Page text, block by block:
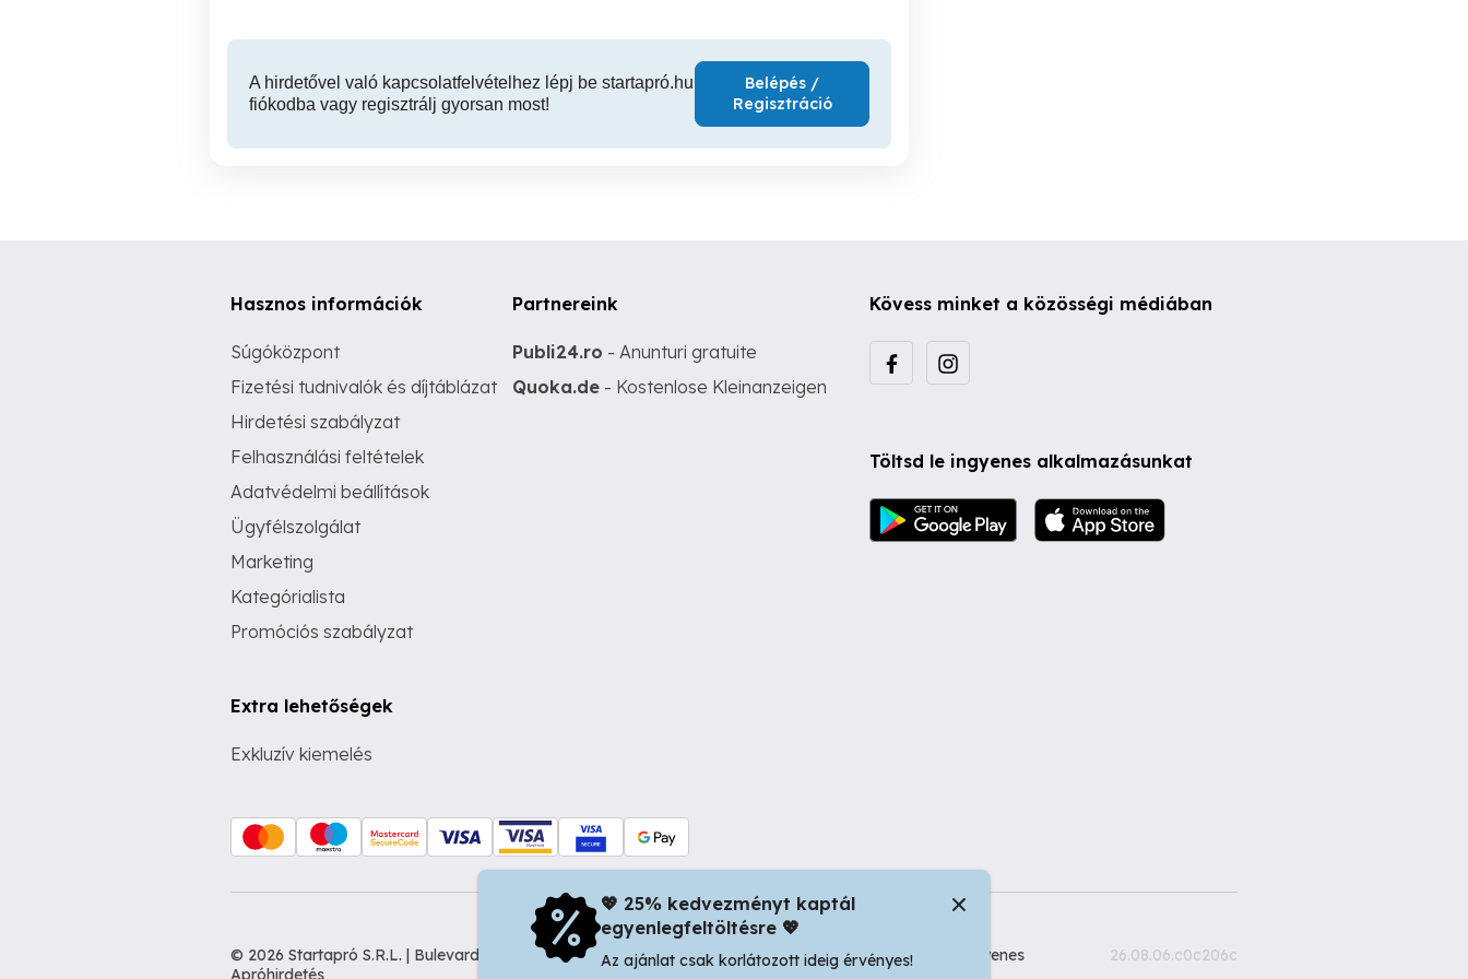
A hirdetővel való kapcsolatfelvételhez lépj be startapró.hu
fiókodba vagy regisztrálj gyorsan most!
Belépés /
Regisztráció
Hasznos információk
Súgóközpont
Fizetési tudnivalók és díjtáblázat
Hirdetési szabályzat
Felhasználási feltételek
Adatvédelmi beállítások
Ügyfélszolgálat
Marketing
Kategórialista
Promóciós szabályzat
Extra lehetőségek
Exkluzív kiemelés
Partnereink
Publi24.ro - Anunturi gratuite
Quoka.de - Kostenlose Kleinanzeigen
Kövess minket a közösségi médiában
Töltsd le ingyenes alkalmazásunkat
© 2026 Startapró S.R.L. | Bulevardul Dacia nr 34, Oradea 410346, Romania | Tax ID: RO44483373 -
Ingyenes
Apróhirdetés
26.08.06.c0c206c
💖 25% kedvezményt kaptál
egyenlegfeltöltésre 💖
Az ajánlat csak korlátozott ideig érvényes!